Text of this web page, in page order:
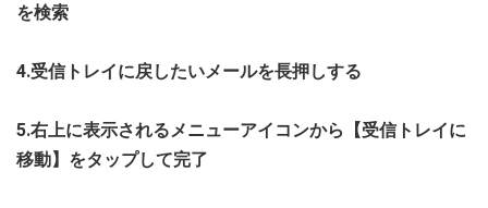
を検索
4.受信トレイに戻したいメールを長押しする
5.右上に表示されるメニューアイコンから【受信トレイに
移動】をタップして完了